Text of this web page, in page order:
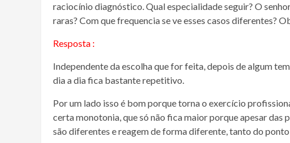
raciocínio diagnóstico. Qual especialidade seguir? O
raras? Com que frequencia se ve esses casos diferentes?
Resposta :
Independente da escolha que for feita, depois de algum
dia a dia fica bastante repetitivo.
Por um lado isso é bom porque torna o exercício
certa monotonia, que só não fica maior porque apesar das
são diferentes e reagem de forma diferente, tanto do